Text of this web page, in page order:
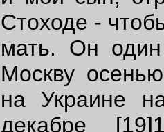
Стоходе -
мать. Он
Москву
на Украине
декабре